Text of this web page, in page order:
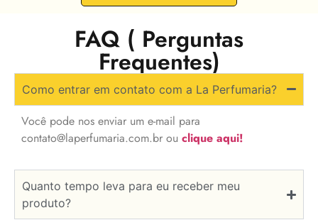
FAQ ( Perguntas
Frequentes)
Como entrar em contato com a La Perfumaria?
Você pode nos enviar um e-mail para
contato@laperfumaria.com.br ou clique aqui!
Quanto tempo leva para eu receber meu
produto?